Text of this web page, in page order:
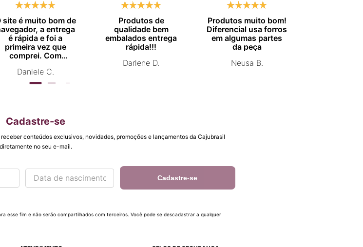
site é muito bom de
a entrega
é rápida e foi a
primeira vez que
comprei. Com
novamente.
Daniele C.
Produtos de
qualidade bem
embalados entrega
rápida!!!
Darlene D.
Produtos muito bom!
Diferencial usa forros
em algumas partes
da peça
Neusa B.
Cadastre-se
conteúdos exclusivos, novidades, promoções e lançamentos da Cajubrasil
diretamente no seu e-mail.
Cadastre-se
esse fim e não serão compartilhados com terceiros. Você pode se descadastrar a qualquer